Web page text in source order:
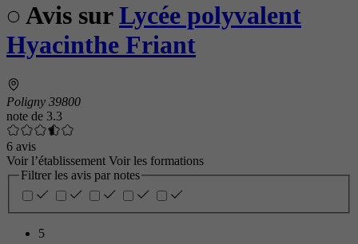
Avis surLycée polyvalent
Hyacinthe Friant
Poligny 39800
note de 3.3
6 avis
Voir l’établissement Voir les formations
Filtrer les avis par notes
5